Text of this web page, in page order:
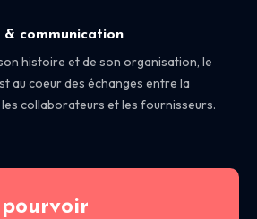
& communication
histoire et de son organisation, le
au coeur des échanges entre la
collaborateurs et les fournisseurs.